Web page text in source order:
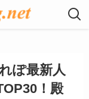
ぽ最新人
！殿